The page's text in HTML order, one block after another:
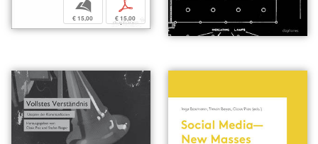
b
€ 15,00
p
€ 15,00